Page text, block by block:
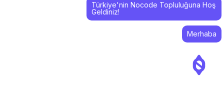
Merhaba
Türkiye'nin Nocode Topluluğuna Hoş
Geldiniz!